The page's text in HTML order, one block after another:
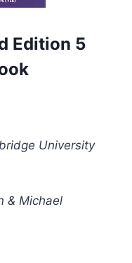
Edition 5
University
& Michael